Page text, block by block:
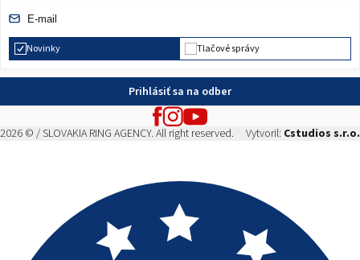
Novinky Tlačové správy
Prihlásiť sa na odber
2026 © / SLOVAKIA RING AGENCY. All right reserved. Vytvoril: Cstudios s.r.o.